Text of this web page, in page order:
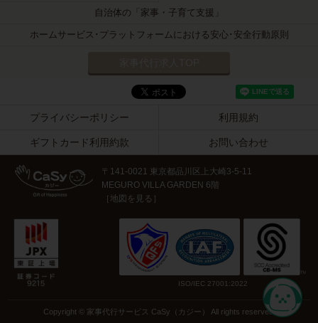
自治体の「家事・子育て支援」
ホームサービス･プラットフォームにおける安心･安全行動原則
プライバシーポリシー 利用規約
ギフトカード利用約款 お問い合わせ
〒141-0021 東京都品川区上大崎3-5-11
MEGURO VILLA GARDEN 6階
［地図を見る ］
ISO/IEC 27001:2022
Copyright © 家事代行サービス CaSy（カジー） All rights reserved.